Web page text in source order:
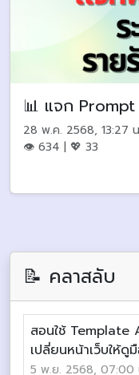
📊 แจก Prompt
28 พ.ค. 2568, 13:27
👁 634 | 💖 33
📝 คลาสลับ
สอนใช้ Template
เปลี่ยนหน้าเว็บให้ดู
5 พ.ย. 2568, 07:00